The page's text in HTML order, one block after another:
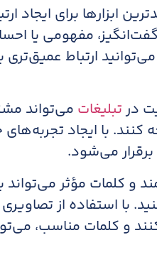
ابزارها برای ایجاد
مفهومی یا
ارتباط عمیق‌تری با
درتبلیغات می‌تواند
با ایجاد تجربه‌های
می‌شود.
و کلمات مؤثر
با استفاده از
و کلمات مناسب،